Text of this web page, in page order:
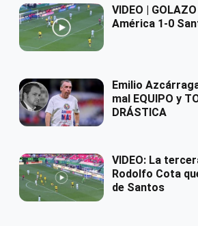
VIDEO |
América 1-0
Emilio
mal EQUIPO y
DRÁSTICA
VIDEO: La
Rodolfo Cota
de Santos